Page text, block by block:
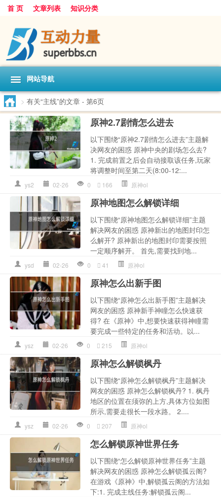
首 页 文章列表 知识分类
网站导航
> 有关“主线”的文章 - 第6页
原神2.7剧情怎么进去
以下围绕“原神2.7剧情怎么进去”主题解
决网友的困惑 原神中央的剧场怎么去?
1. 完成前置之后会自动接取该任务,玩家
将调整时间至第二天(8:00-12:...
ys2 02-26 0 166 原神ol
原神地图怎么解锁详细
以下围绕“原神地图怎么解锁详细”主题
解决网友的困惑 原神新出的地图封印怎
么解开? 原神新出的地图封印需要按照
一定顺序解开。 首先,需要找到地...
ysd 02-26 0 41 原神ol
原神怎么出新手图
以下围绕“原神怎么出新手图”主题解决
网友的困惑 原神新手神瞳怎么快速获
得? 在《原神》中,想要快速获得神瞳需
要完成一些特定的任务和活动。以...
ysz 02-26 0 215 原神ol
原神怎么解锁枫丹
以下围绕“原神怎么解锁枫丹”主题解决
网友的困惑 原神怎么解锁枫丹? 1. 枫丹
地区的位置在须弥的上方,具体方位如图
所示,需要走很长一段水路。 2....
ysz 02-26 0 207 原神ol
怎么解锁原神世界任务
以下围绕“怎么解锁原神世界任务”主题
解决网友的困惑 原神怎么解锁孤云阁?
在游戏《原神》中,解锁孤云阁的方法如
下:1. 完成主线任务:解锁孤云阁...